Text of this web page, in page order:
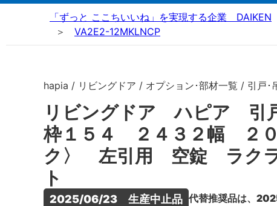
「ずっと ここちいいね」を実現する企業 DAIKEN
VA2E2-12MKLNCP
hapia / リビングドア / オプション･部材一覧 / 引戸･
リビングドア ハピア 引
枠１５４ ２４３２幅 ２
ク〉 左引用 空錠 ラク
ト
2025/06/23　生産中止品 代替推奨品は、